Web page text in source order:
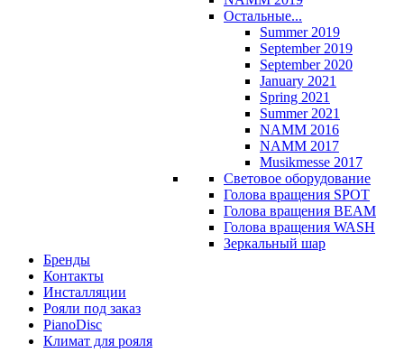
Остальные...
Summer 2019
September 2019
September 2020
January 2021
Spring 2021
Summer 2021
NAMM 2016
NAMM 2017
Musikmesse 2017
Световое оборудование
Голова вращения SPOT
Голова вращения BEAM
Голова вращения WASH
Зеркальный шар
Бренды
Контакты
Инсталляции
Рояли под заказ
PianoDisc
Климат для рояля